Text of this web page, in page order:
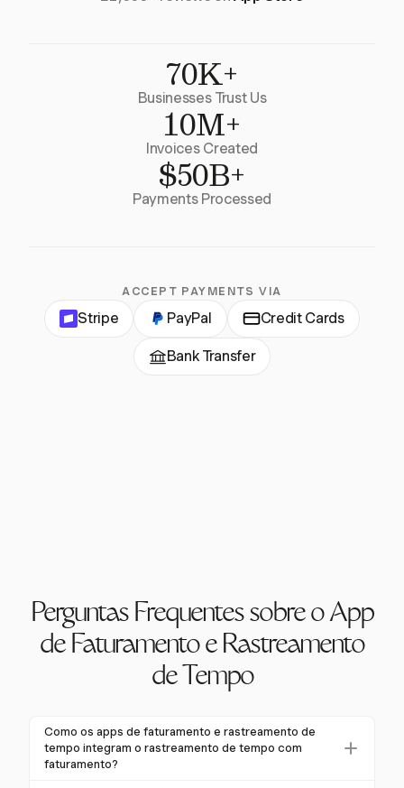
70K+
Businesses Trust Us
10M+
Invoices Created
$50B+
Payments Processed
ACCEPT PAYMENTS VIA
Stripe PayPal Credit Cards
Bank Transfer
Perguntas Frequentes sobre o App
de Faturamento e Rastreamento
de Tempo
Como os apps de faturamento e rastreamento de
tempo integram o rastreamento de tempo com
faturamento?